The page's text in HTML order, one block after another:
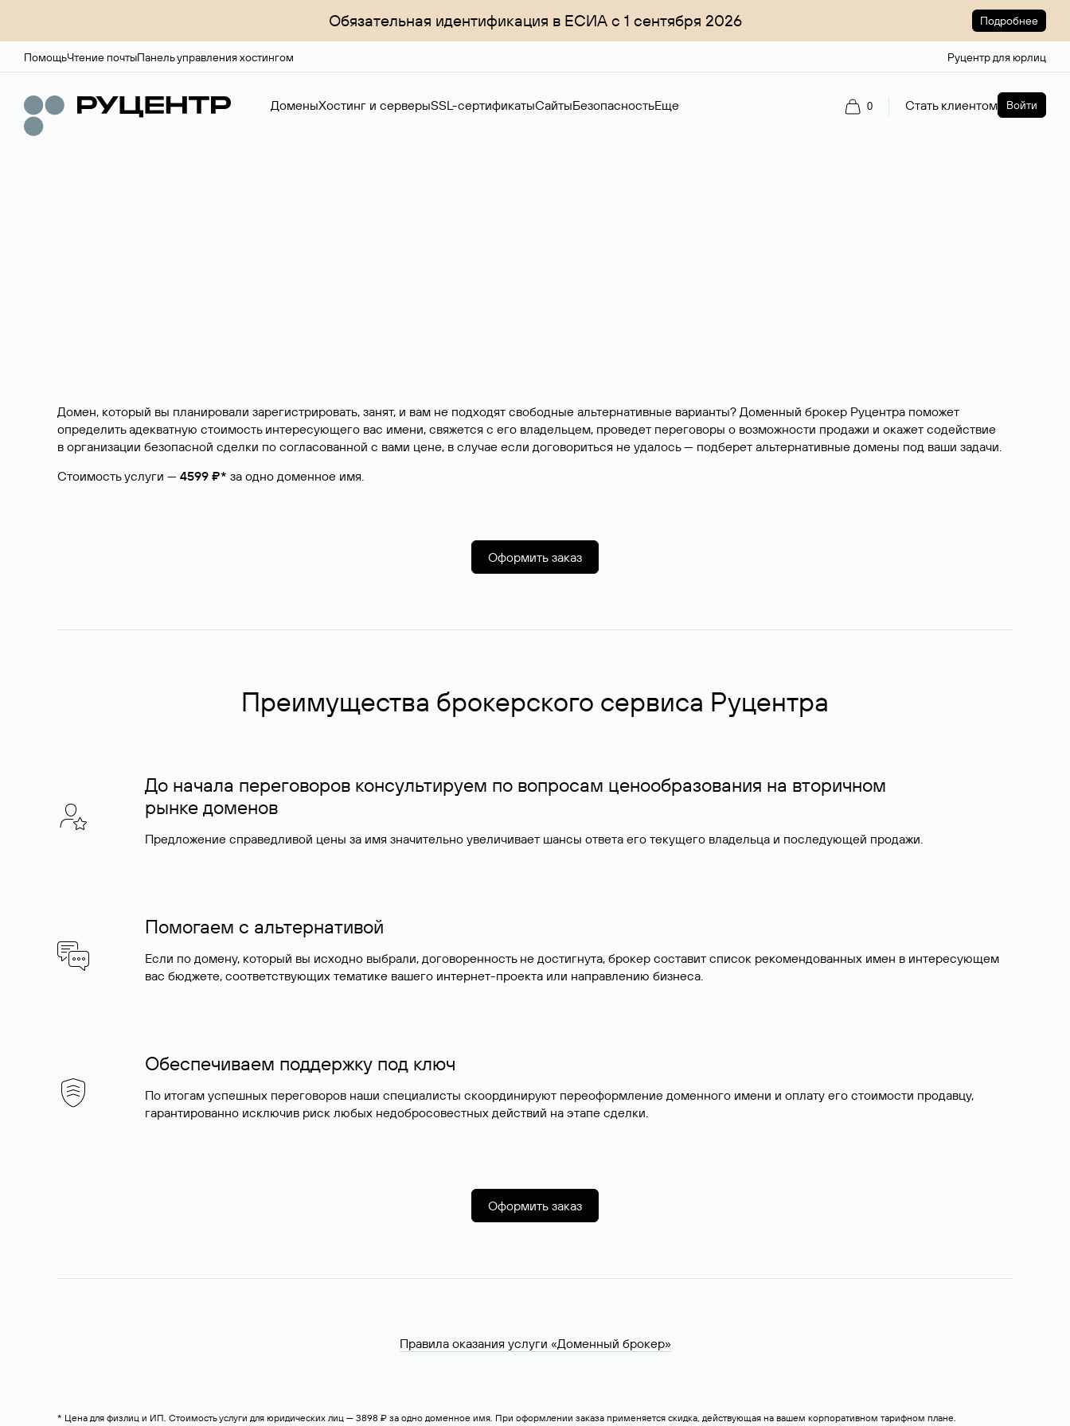
Обязательная идентификация в ЕСИА с 1 сентября 2026 Подробнее
ПомощьЧтение почтыПанель управления хостингом Руцентр для юрлиц
ДоменыХостинг и серверыSSL-сертификатыСайтыБезопасностьЕще 0 Стать клиентом Войти
Домен, который вы планировали зарегистрировать, занят, и вам не подходят свободные альтернативные варианты? Доменный брокер Руцентра поможет
определить адекватную стоимость интересующего вас имени, свяжется с его владельцем, проведет переговоры о возможности продажи и окажет содействие
в организации безопасной сделки по согласованной с вами цене, в случае если договориться не удалось — подберет альтернативные домены под ваши задачи.
Стоимость услуги — 4599 ₽* за одно доменное имя.
Оформить заказ
Преимущества брокерского сервиса Руцентра
До начала переговоров консультируем по вопросам ценообразования на вторичном
рынке доменов
Предложение справедливой цены за имя значительно увеличивает шансы ответа его текущего владельца и последующей продажи.
Помогаем с альтернативой
Если по домену, который вы исходно выбрали, договоренность не достигнута, брокер составит список рекомендованных имен в интересующем
вас бюджете, соответствующих тематике вашего интернет-проекта или направлению бизнеса.
Обеспечиваем поддержку под ключ
По итогам успешных переговоров наши специалисты скоординируют переоформление доменного имени и оплату его стоимости продавцу,
гарантированно исключив риск любых недобросовестных действий на этапе сделки.
Оформить заказ
Правила оказания услуги «Доменный брокер»
* Цена для физлиц и ИП. Стоимость услуги для юридических лиц — 3898 ₽ за одно доменное имя. При оформлении заказа применяется скидка, действующая на вашем корпоративном тарифном плане.